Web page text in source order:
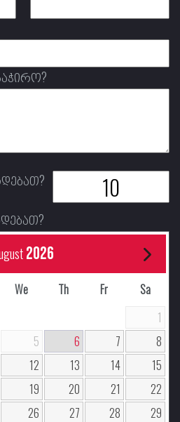
2026
We Th Fr
Sa
1
5 6 7
8
12 13 14
15
19 20 21
22
26 27 28
29